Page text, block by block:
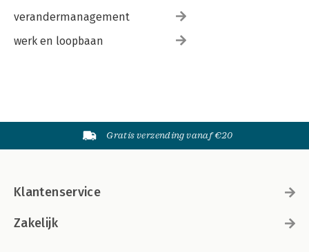
verandermanagement
werk en loopbaan
Gratis verzending vanaf €20
Klantenservice
Zakelijk